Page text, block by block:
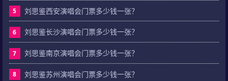
5 刘思鉴西安演唱会门票多少钱一张？
6 刘思鉴长沙演唱会门票多少钱一张？
7 刘思鉴南京演唱会门票多少钱一张？
8 刘思鉴苏州演唱会门票多少钱一张？